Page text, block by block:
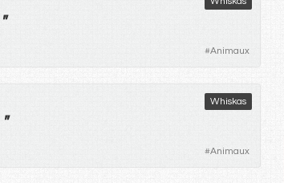
"
#Animaux
Whiskas
"
#Animaux